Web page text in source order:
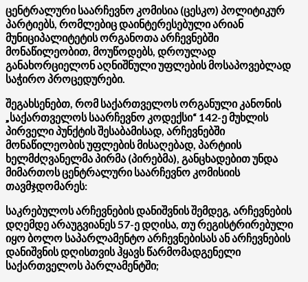
ცენტრალური საარჩევნო კომისია (ცესკო) პოლიტიკურ
პარტიებს, რომლებიც დაინტერესებული არიან
მუნიციპალიტეტის ორგანოთა არჩევნებში
მონაწილეობით, მოუწოდებს, დროულად
განახორციელონ აღნიშნული უფლების მოსაპოვებლად
საჭირო პროცედურები.
შეგახსენებთ, რომ საქართველოს ორგანული კანონის
„საქართველოს საარჩევნო კოდექსი“ 142-ე მუხლის
პირველი პუნქტის შესაბამისად, არჩევნებში
მონაწილეობის უფლების მისაღებად, პარტიის
ხელმძღვანელმა პირმა (პირებმა), განცხადებით უნდა
მიმართოს ცენტრალური საარჩევნო კომისიის
თავმჯდომარეს:
საკრებულოს არჩევნების დანიშვნის შემდეგ, არჩევნების
დღემდე არაუგვიანეს 57-ე დღისა, თუ რეგისტრირებული
იყო ბოლო საპარლამენტო არჩევნებისას ან არჩევნების
დანიშვნის დღისთვის ჰყავს წარმომადგენელი
საქართველოს პარლამენტში;